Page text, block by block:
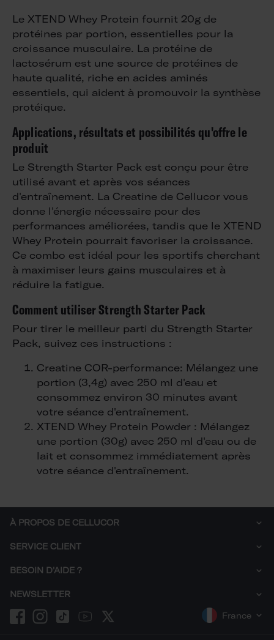
Le XTEND Whey Protein fournit 20g de
protéines par portion, essentielles pour la
croissance musculaire. La protéine de
lactosérum est une source de protéines de
haute qualité, riche en acides aminés
essentiels, qui aident à promouvoir la synthèse
protéique.
Applications, résultats et possibilités qu'offre le
produit
Le Strength Starter Pack est conçu pour être
utilisé avant et après vos séances
d'entraînement. La Creatine de Cellucor vous
donne l'énergie nécessaire pour des
performances améliorées, tandis que le XTEND
Whey Protein pourrait favoriser la croissance.
Ce combo est idéal pour les sportifs cherchant
à maximiser leurs gains musculaires et à
réduire la fatigue.
Comment utiliser Strength Starter Pack
Pour tirer le meilleur parti du Strength Starter
Pack, suivez ces instructions :
Creatine COR-performance: Mélangez une
portion (3,4g) avec 250 ml d'eau et
consommez environ 30 minutes avant
votre séance d'entraînement.
XTEND Whey Protein Powder : Mélangez
une portion (30g) avec 250 ml d'eau ou de
lait et consommez immédiatement après
votre séance d'entraînement.
À PROPOS DE CELLUCOR
Livraison
SERVICE CLIENT
Charte de confidentialité
Mentions légales
BESOIN D'AIDE ?
Cookies
NEWSLETTER
Inscrivez-vous à la newsletter et recevez 15% de réduction
France